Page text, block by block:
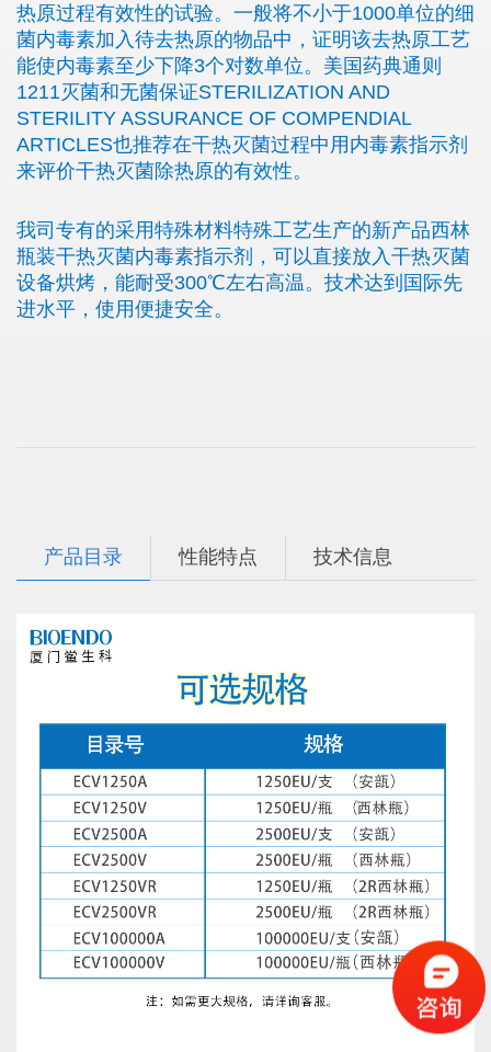
热原过程有效性的试验。一般将不小于1000单位的细
菌内毒素加入待去热原的物品中，证明该去热原工艺
能使内毒素至少下降3个对数单位。美国药典通则
1211灭菌和无菌保证STERILIZATION AND
STERILITY ASSURANCE OF COMPENDIAL
ARTICLES也推荐在干热灭菌过程中用内毒素指示剂
来评价干热灭菌除热原的有效性。
我司专有的采用特殊材料特殊工艺生产的新产品西林
瓶装干热灭菌内毒素指示剂，可以直接放入干热灭菌
设备烘烤，能耐受300℃左右高温。技术达到国际先
进水平，使用便捷安全。
产品目录 性能特点 技术信息